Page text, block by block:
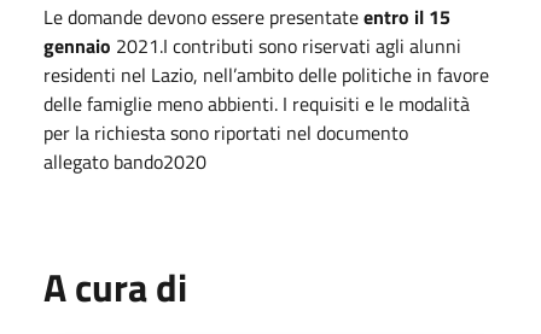
Le domande devono essere presentateentro il 15
gennaio 2021.I contributi sono riservati agli alunni
residenti nel Lazio, nell’ambito delle politiche in favore
delle famiglie meno abbienti. I requisiti e le modalità
per la richiesta sono riportati nel documento
allegato bando2020
A cura di